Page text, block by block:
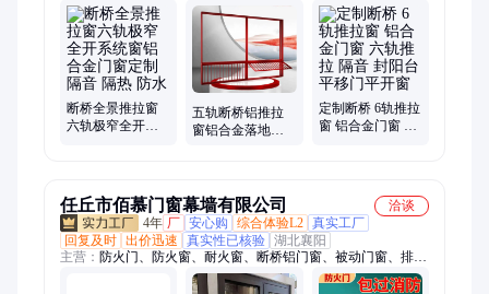
升窗、铝合金pd门、铝合金肯德基门、铝合金折叠门、铝合金全
开窗、重型推拉门、室内门、套装门、全铝房间门、学校工程门
断桥全景推拉窗
六轨极窄全开系
五轨断桥铝推拉
窗铝合金落地窗
定制断桥 6轨推拉
窗 铝合金门窗 六
任丘市佰慕门窗幕墙有限公司
洽谈
4年 厂 安心购 综合体验L2 真实工厂
回复及时 出价迅速 真实性已核验 湖北襄阳
主营： 防火门、防火窗、耐火窗、断桥铝门窗、被动门窗、排烟
天窗、防火卷帘门、百叶窗、空调护栏